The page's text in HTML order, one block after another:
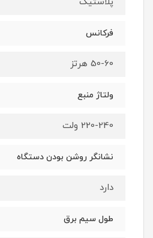
فرکانس
50-60 هرتز
ولتاژ منبع
220-240 ولت
نشانگر روشن بودن دستگاه
دارد
طول سیم برق